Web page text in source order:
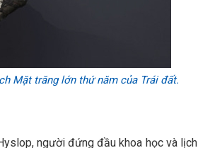
Mặt trăng lớn thứ năm của Trái đất.
người đứng đầu khoa học và lịch